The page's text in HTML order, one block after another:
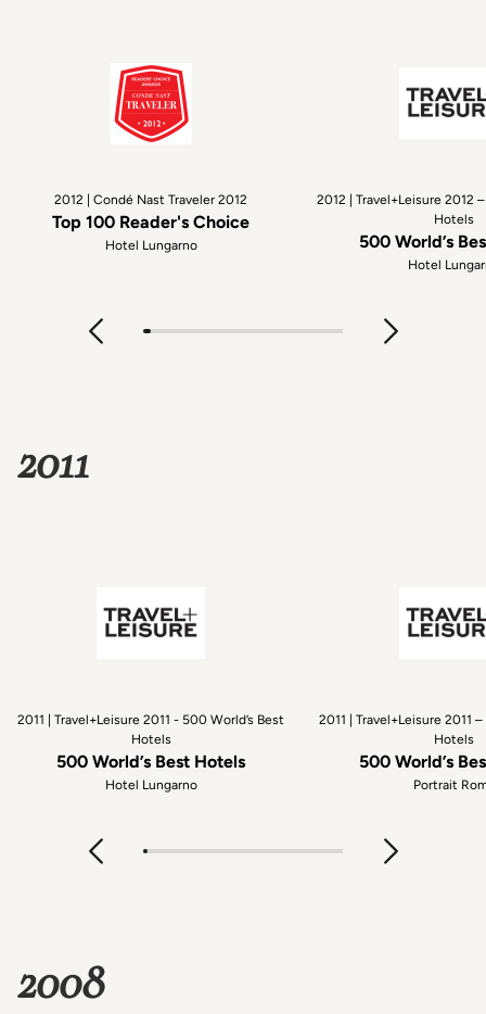
2012 | Condé Nast Traveler 2012
Top 100 Reader's Choice
Hotel Lungarno
2012 | Travel+Leisure 2012
Hotels
500 World’s
Hotel
2011
2011 | Travel+Leisure 2011 - 500 World’s Best
Hotels
500 World’s Best Hotels
Hotel Lungarno
2011 | Travel+Leisure 2011
Hotels
500 World’s
Portrait
2008